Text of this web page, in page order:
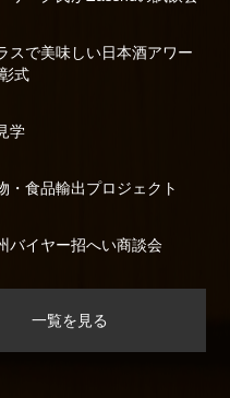
スで美味しい日本酒アワー
式
学
・食品輸出プロジェクト
バイヤー招へい商談会
一覧を見る